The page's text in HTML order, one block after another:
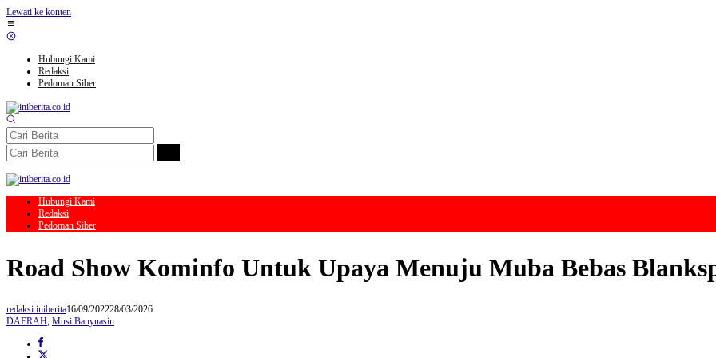
Lewati ke konten
Hubungi Kami
Redaksi
Pedoman Siber
Hubungi Kami
Redaksi
Pedoman Siber
Road Show Kominfo Untuk Upaya Menuju Muba Bebas
redaksi iniberita16/09/202228/03/2026
DAERAH, Musi Banyuasin